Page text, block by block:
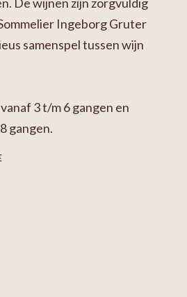
Ingeborg Gruter
samenspel tussen wijn
3 t/m 6 gangen en
gangen.